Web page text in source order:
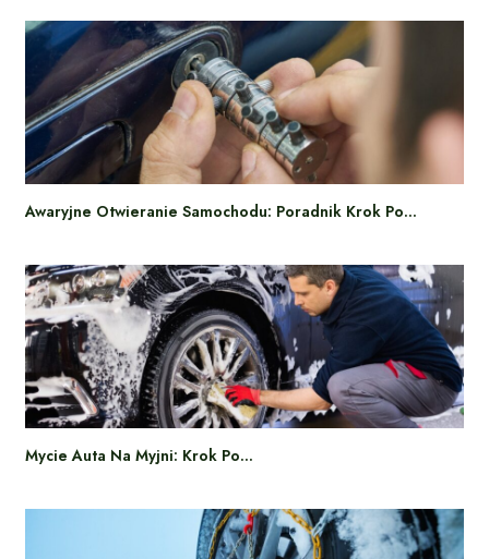
Awaryjne Otwieranie Samochodu: Poradnik Krok Po…
Mycie Auta Na Myjni: Krok Po…